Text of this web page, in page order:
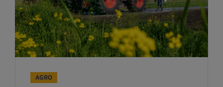
Meest gezochte onderwerpen
WKR
Jaarrekening controle
Aanmelden topic-meldingen
Ontvang meldingen bij belangrijke ontwikkelingen rondom
het topic: Stikstof
AGRO